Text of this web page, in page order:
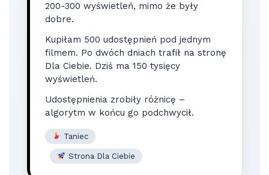
200-300 wyświetleń, mimo że były
dobre.
Kupiłam 500 udostępnień pod jednym
filmem. Po dwóch dniach trafił na stronę
Dla Ciebie. Dziś ma 150 tysięcy
wyświetleń.
Udostępnienia zrobiły różnicę –
algorytm w końcu go podchwycił.
Taniec
Strona Dla Ciebie